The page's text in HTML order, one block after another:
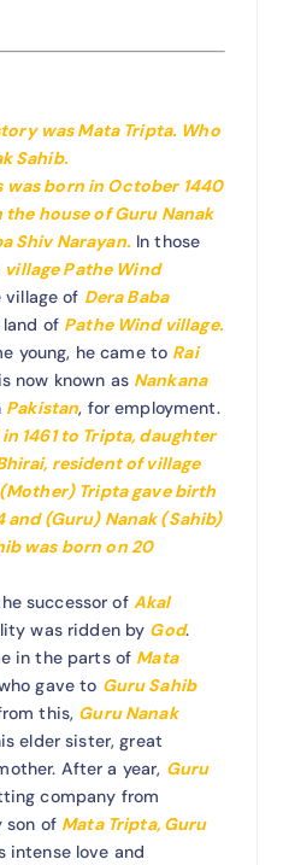
wasMata Tripta. Who
Sahib.
was born in October 1440
the house of Guru Nanak
Shiv Narayan.In those
village Pathe Wind
village of Dera Baba
of Pathe Wind village.
young, he came to Rai
now known as Nankana
Pakistan, for employment.
1461 to Tripta, daughter
resident of village
(Mother) Tripta gave birth
and (Guru) Nanak (Sahib)
was born on 20
successor of Akal
was ridden by God.
in the parts of Mata
gave to Guru Sahib
this, Guru Nanak
elder sister, great
After a year, Guru
company from
son of Mata Tripta, Guru
intense love and